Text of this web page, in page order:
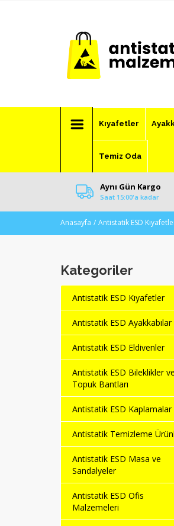
Kıyafetler
Temiz Oda
Aynı Gün Kargo
Saat 15:00'a kadar
Anasayfa Antistatik ESD
Kategoriler
Antistatik ESD Kıyafetler
Antistatik ESD Ayakkabılar
Antistatik ESD Eldivenler
Antistatik ESD Bileklikler ve
Topuk Bantları
Antistatik ESD Kaplamalar
Antistatik Temizleme
Antistatik ESD Masa ve
Sandalyeler
Antistatik ESD Ofis
Malzemeleri